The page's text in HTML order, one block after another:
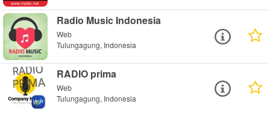
Radio Music Indonesia
Web
Tulungagung, Indonesia
RADIO prima
Web
Tulungagung, Indonesia